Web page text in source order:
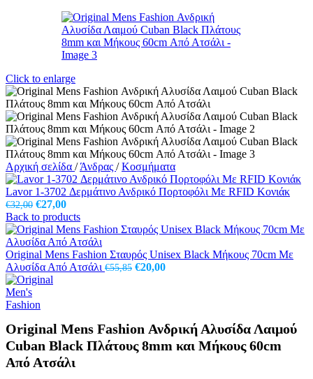
Click to enlarge
Αρχική σελίδα / Άνδρας / Κοσμήματα
Lavor 1-3702 Δερμάτινο Ανδρικό Πορτοφόλι Με RFID Κονιάκ
€32,00 Original
price
was:
€32,00.
€27,00Η
τρέχουσα
τιμή
είναι:
€27,00.
Back to products
Original Mens Fashion Σταυρός Unisex Black Μήκους 70cm Με
Αλυσίδα Από Ατσάλι €55,85 Original
€20,00Η
Original Mens Fashion Ανδρική Αλυσίδα Λαιμού
Cuban Black Πλάτους 8mm και Μήκους 60cm
Από Ατσάλι